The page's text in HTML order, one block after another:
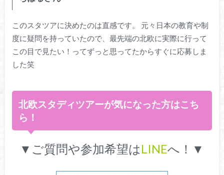
このスタツアに決めたのは直感です。 元々日本の教育や制
度に疑問を持っていたので、最先端の北欧に実際に行って
この目で見たい！ってずっと思ってたからすぐに応募しま
した笑
北欧スタディツアーが気になった方はこち
ら！
▼ご質問や参加希望はLINEへ！▼